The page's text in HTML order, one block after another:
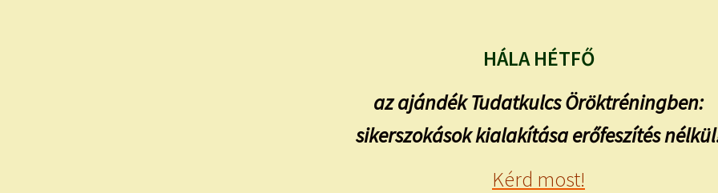
HÁLA HÉTFŐ
az ajándék Tudatkulcs Öröktréningben:
sikerszokások kialakítása erőfeszítés
Kérd most!